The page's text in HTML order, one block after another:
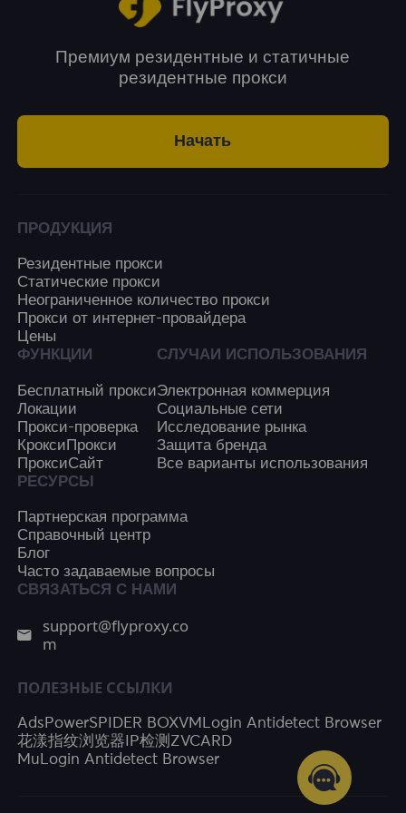
Премиум резидентные и статичные
резидентные прокси
Начать
ПРОДУКЦИЯ
Резидентные прокси
Статические прокси
Неограниченное количество прокси
Прокси от интернет-провайдера
Цены
ФУНКЦИИ
Бесплатный прокси
Локации
Прокси-проверка
КроксиПрокси
ПроксиСайт
СЛУЧАИ ИСПОЛЬЗОВАНИЯ
Электронная коммерция
Социальные сети
Исследование рынка
Защита бренда
Все варианты использования
РЕСУРСЫ
Партнерская программа
Справочный центр
Блог
Часто задаваемые вопросы
СВЯЗАТЬСЯ С НАМИ
support@flyproxy.co
m
ПОЛЕЗНЫЕ ССЫЛКИ
AdsPowerSPIDER BOXVMLogin Antidetect Browser
花漾指纹浏览器 IP检测 ZVCARD
MuLogin Antidetect Browser